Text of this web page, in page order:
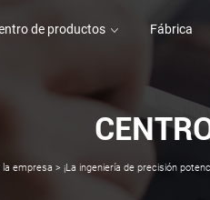
de productos Fábrica
la empresa > ¡La ingeniería de precisión